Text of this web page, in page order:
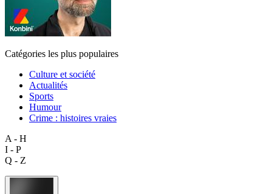
Catégories les plus populaires
Culture et société
Actualités
Sports
Humour
Crime : histoires vraies
A - H
I - P
Q - Z